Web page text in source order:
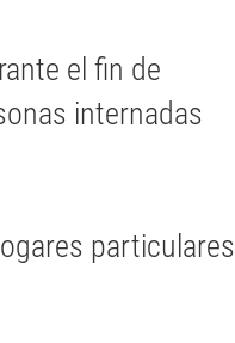
el fin de
internadas
particulares